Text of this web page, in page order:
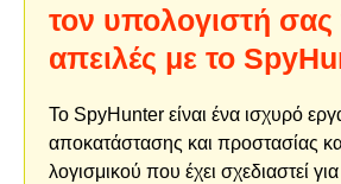
τον υπολογιστή σας
απειλές με το
Το SpyHunter είναι ένα ισχυρό
αποκατάστασης και προστασίας
λογισμικού που έχει σχεδιαστεί